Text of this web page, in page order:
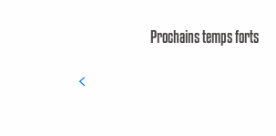
Prochains temps forts